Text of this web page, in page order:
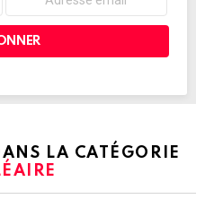
LA CATÉGORIE